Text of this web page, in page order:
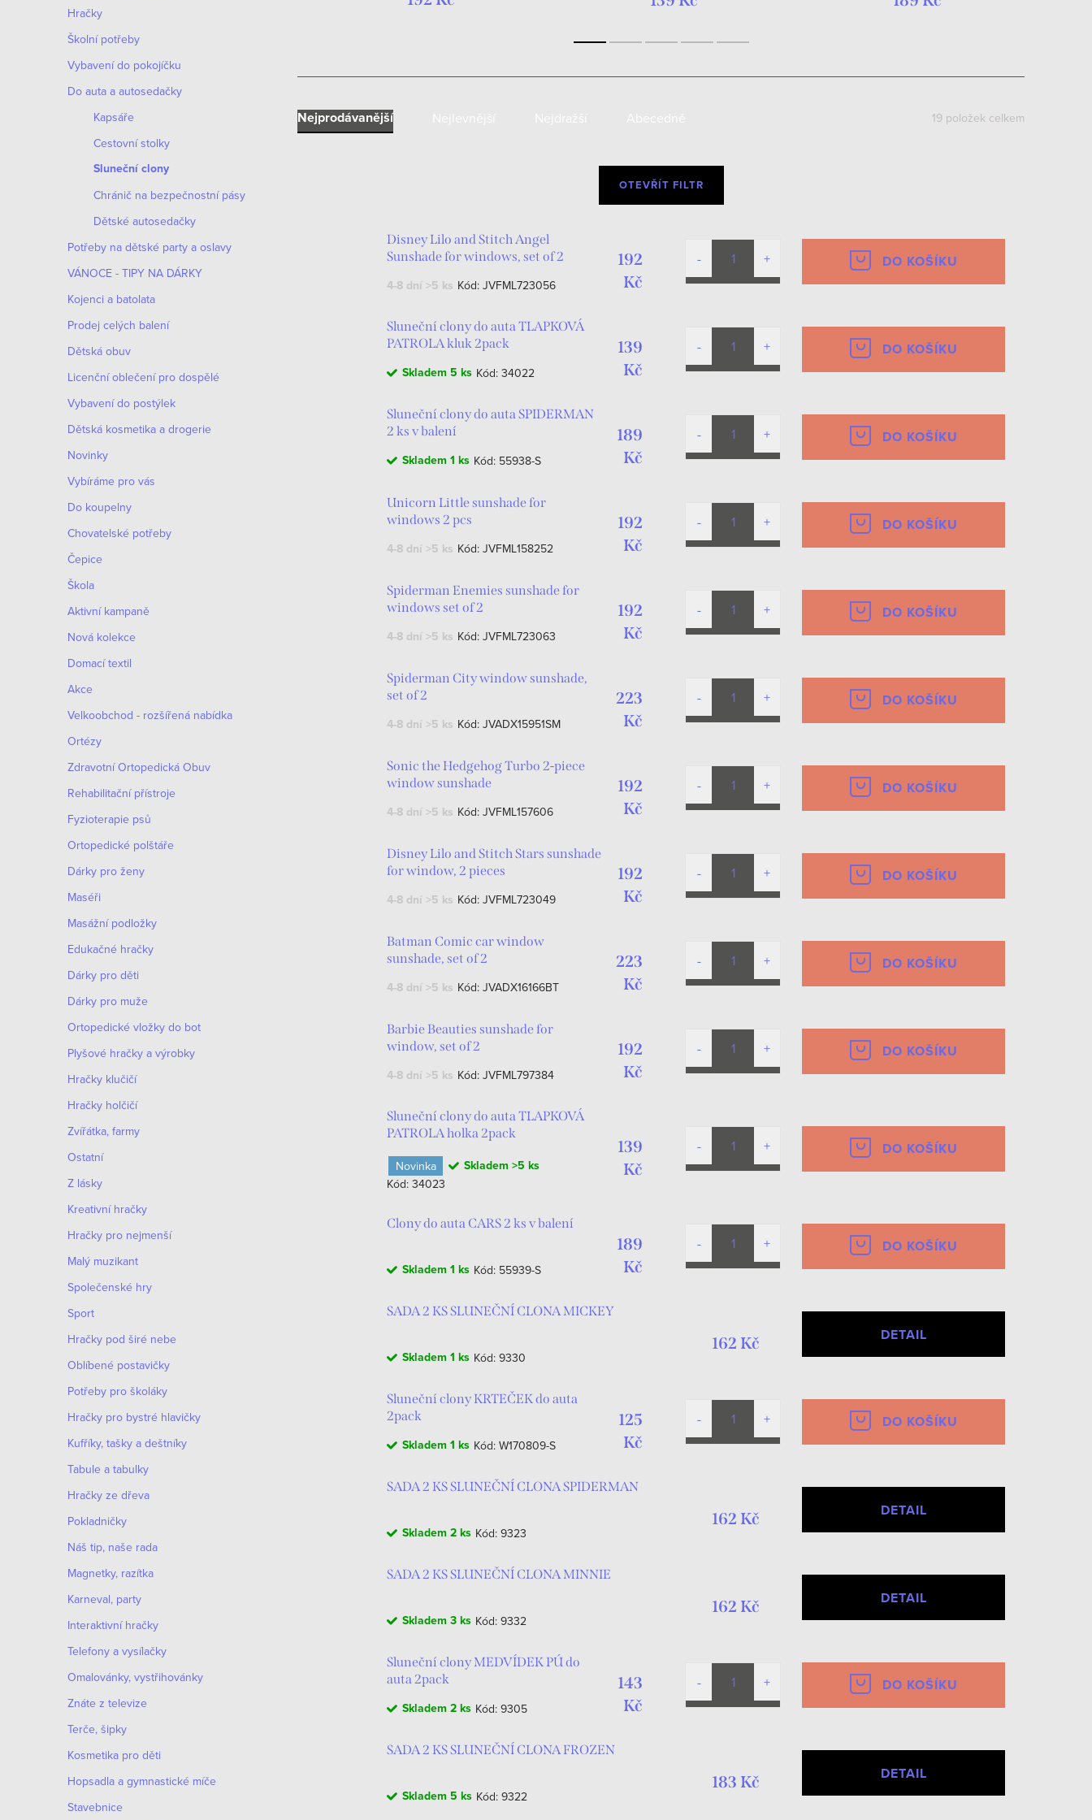
n
n
í
p
Hračky
Školní potřeby
Vybavení do pokojíčku
Do auta a autosedačky
Kapsáře
Cestovní stolky
Sluneční clony
Chránič na bezpečnostní pásy
Dětské autosedačky
Potřeby na dětské party a oslavy
VÁNOCE - TIPY NA DÁRKY
Kojenci a batolata
Prodej celých balení
Dětská obuv
Licenční oblečení pro dospělé
Vybavení do postýlek
Dětská kosmetika a drogerie
Novinky
Vybíráme pro vás
Do koupelny
Chovatelské potřeby
Čepice
Škola
Aktivní kampaně
Nová kolekce
Domací textil
Akce
Velkoobchod - rozšířená nabídka
Ortézy
Zdravotní Ortopedická Obuv
Rehabilitační přístroje
Fyzioterapie psů
Ortopedické polštáře
Dárky pro ženy
Maséři
Masážní podložky
Edukačné hračky
Dárky pro děti
Dárky pro muže
Оrtopedické vložky do bot
Plyšové hračky a výrobky
Hračky klučičí
Hračky holčičí
Zvířátka, farmy
Ostatní
Z lásky
Kreativní hračky
Hračky pro nejmenší
Malý muzikant
Společenské hry
Sport
Hračky pod širé nebe
Oblíbené postavičky
Potřeby pro školáky
Hračky pro bystré hlavičky
Kufříky, tašky a deštníky
Tabule a tabulky
Hračky ze dřeva
Pokladničky
Náš tip, naše rada
Magnetky, razítka
Karneval, party
Interaktivní hračky
Telefony a vysílačky
Omalovánky, vystřihovánky
Znáte z televize
Terče, šipky
Kosmetika pro děti
Hopsadla a gymnastické míče
Stavebnice
Ř
Nejprodávanější 19 položek celkem
OTEVŘÍT FILTR
Disney Lilo and Stitch Angel
Sunshade for windows, set of 2
4-8 dní >5 ks Kód: JVFML723056
192
Kč
DO KOŠÍKU
Sluneční clony do auta TLAPKOVÁ
PATROLA kluk 2pack
Skladem 5 ks Kód: 34022
139
Kč
DO KOŠÍKU
Sluneční clony do auta SPIDERMAN
2 ks v balení
Skladem 1 ks Kód: 55938-S
189
Kč
DO KOŠÍKU
Unicorn Little sunshade for
windows 2 pcs
4-8 dní >5 ks Kód: JVFML158252
192
Kč
DO KOŠÍKU
Spiderman Enemies sunshade for
windows set of 2
4-8 dní >5 ks Kód: JVFML723063
192
Kč
DO KOŠÍKU
Spiderman City window sunshade,
set of 2
4-8 dní >5 ks Kód: JVADX15951SM
223
Kč
DO KOŠÍKU
Sonic the Hedgehog Turbo 2-piece
window sunshade
4-8 dní >5 ks Kód: JVFML157606
192
Kč
DO KOŠÍKU
Disney Lilo and Stitch Stars sunshade
for window, 2 pieces
4-8 dní >5 ks Kód: JVFML723049
192
Kč
DO KOŠÍKU
Batman Comic car window
sunshade, set of 2
4-8 dní >5 ks Kód: JVADX16166BT
223
Kč
DO KOŠÍKU
Barbie Beauties sunshade for
window, set of 2
4-8 dní >5 ks Kód: JVFML797384
192
Kč
DO KOŠÍKU
Sluneční clony do auta TLAPKOVÁ
PATROLA holka 2pack
Novinka Skladem >5 ks
Kód: 34023
139
Kč
DO KOŠÍKU
Clony do auta CARS 2 ks v balení
Skladem 1 ks Kód: 55939-S
189
Kč
DO KOŠÍKU
SADA 2 KS SLUNEČNÍ CLONA MICKEY
Skladem 1 ks Kód: 9330
162 Kč DETAIL
Sluneční clony KRTEČEK do auta
2pack
Skladem 1 ks Kód: W170809-S
125
Kč
DO KOŠÍKU
SADA 2 KS SLUNEČNÍ CLONA SPIDERMAN
Skladem 2 ks Kód: 9323
162 Kč DETAIL
SADA 2 KS SLUNEČNÍ CLONA MINNIE
Skladem 3 ks Kód: 9332
162 Kč DETAIL
Sluneční clony MEDVÍDEK PÚ do
auta 2pack
Skladem 2 ks Kód: 9305
143
Kč
DO KOŠÍKU
SADA 2 KS SLUNEČNÍ CLONA FROZEN
Skladem 5 ks Kód: 9322
183 Kč DETAIL